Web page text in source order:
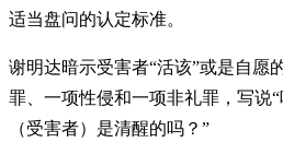
适当盘问的认定标准。
谢明达暗示受害者“活该”或是自愿
罪、一项性侵和一项非礼罪，写说
（受害者）是清醒的吗？”